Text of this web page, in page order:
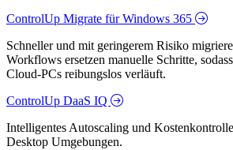
ControlUp Migrate für Windows 365
Schneller und mit geringerem Risiko
Workflows ersetzen manuelle Schritte,
Cloud-PCs reibungslos verläuft.
ControlUp DaaS IQ
Intelligentes Autoscaling und
Desktop Umgebungen.